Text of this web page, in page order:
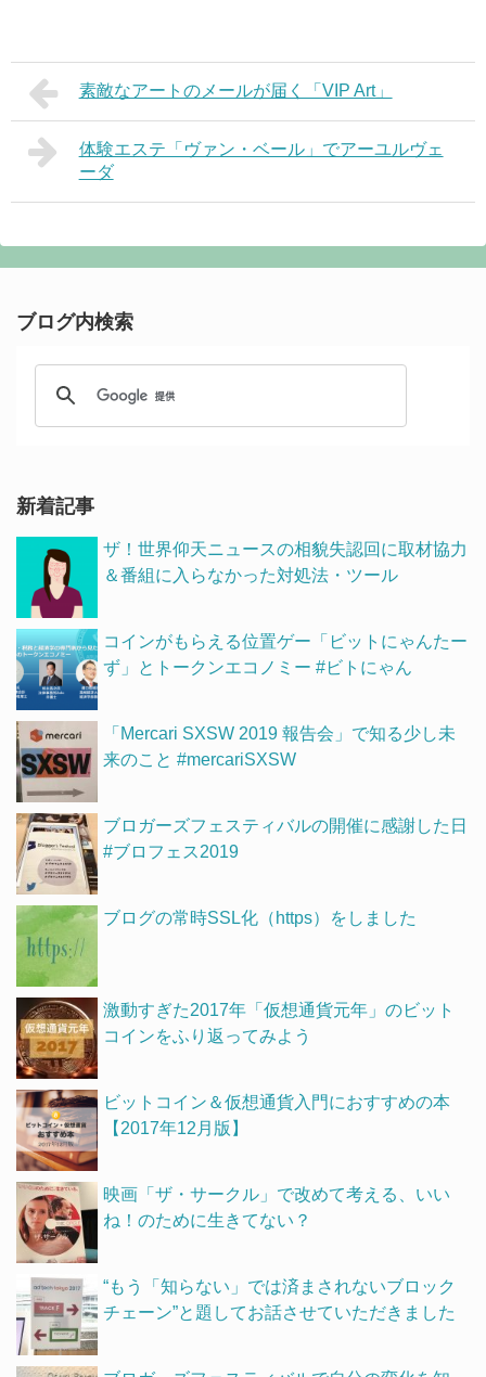
素敵なアートのメールが届く「VIP Art」
体験エステ「ヴァン・ベール」でアーユルヴェ
ーダ
ブログ内検索
新着記事
ザ！世界仰天ニュースの相貌失認回に取材協力
＆番組に入らなかった対処法・ツール
コインがもらえる位置ゲー「ビットにゃんたー
ず」とトークンエコノミー #ビトにゃん
「Mercari SXSW 2019 報告会」で知る少し未
来のこと #mercariSXSW
ブロガーズフェスティバルの開催に感謝した日
#ブロフェス2019
ブログの常時SSL化（https）をしました
激動すぎた2017年「仮想通貨元年」のビット
コインをふり返ってみよう
ビットコイン＆仮想通貨入門におすすめの本
【2017年12月版】
映画「ザ・サークル」で改めて考える、いい
ね！のために生きてない？
“もう「知らない」では済まされないブロック
チェーン”と題してお話させていただきました